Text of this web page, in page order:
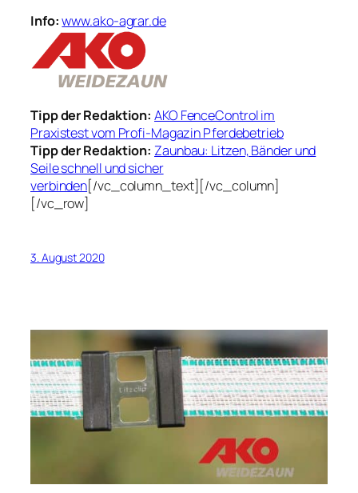
Info: www.ako-agrar.de
Tipp der Redaktion: AKO FenceControl im
Praxistest vom Profi-Magazin Pferdebetrieb
Tipp der Redaktion: Zaunbau: Litzen, Bänder und
Seile schnell und sicher
verbinden[/vc_column_text][/vc_column]
[/vc_row]
3. August 2020